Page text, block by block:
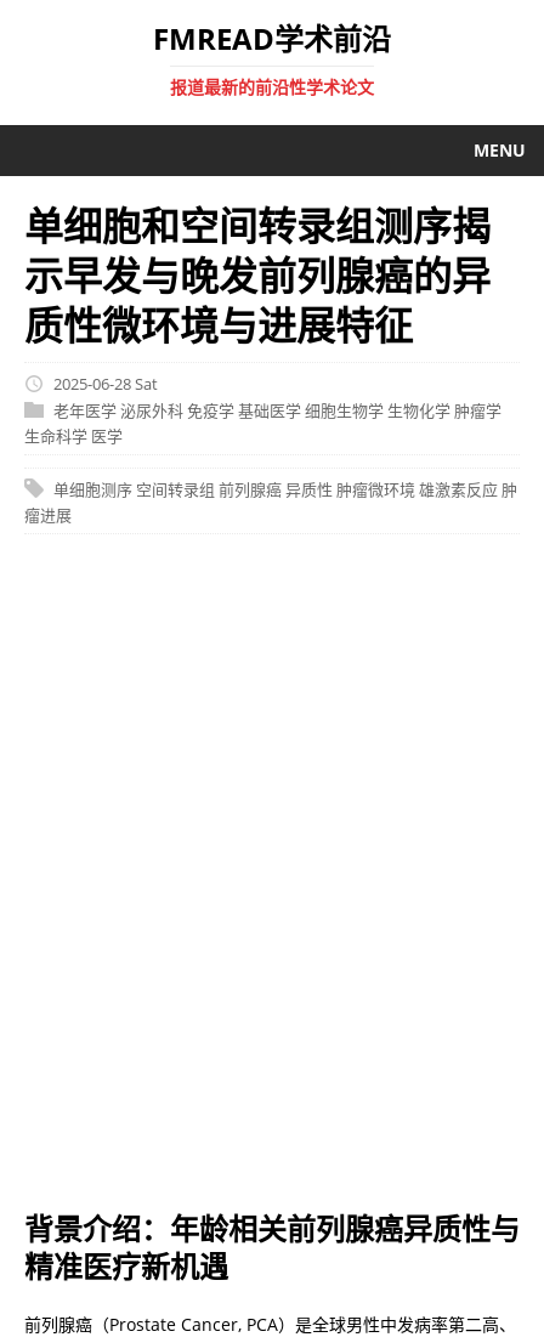
FMREAD学术前沿
报道最新的前沿性学术论文
MENU
单细胞和空间转录组测序揭
示早发与晚发前列腺癌的异
质性微环境与进展特征
2025-06-28 Sat
老年医学泌尿外科免疫学基础医学细胞生物学 生物化学 肿瘤学
生命科学 医学
单细胞测序 空间转录组 前列腺癌异质性 肿瘤微环境 雄激素反应 肿
瘤进展
背景介绍：年龄相关前列腺癌异质性与
精准医疗新机遇
前列腺癌（Prostate Cancer, PCA）是全球男性中发病率第二高、